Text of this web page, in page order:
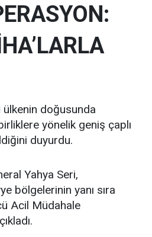
ülkenin doğusunda
yönelik geniş çaplı
duyurdu.
Yahya Seri,
bölgelerinin yanı sıra
Acil Müdahale